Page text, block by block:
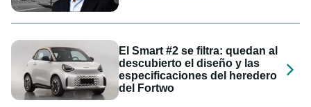
El Smart #2 se filtra: quedan al
descubierto el diseño y las
especificaciones del heredero
del Fortwo